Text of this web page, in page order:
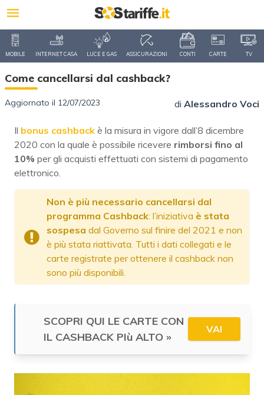
MOBILE INTERNET CASA LUCE E GAS ASSICURAZIONI CONTI CARTE TV
Come cancellarsi dal cashback?
Aggiornato il 12/07/2023 di Alessandro Voci
Il bonus cashback è la misura in vigore dall’8 dicembre
2020 con la quale è possibile ricevere rimborsi fino al
10% per gli acquisti effettuati con sistemi di pagamento
elettronico.
Non è più necessario cancellarsi dal
programma Cashback: l’iniziativa è stata
sospesa dal Governo sul finire del 2021 e non
è più stata riattivata. Tutti i dati collegati e le
carte registrate per ottenere il cashback non
sono più disponibili.
SCOPRI QUI LE CARTE CON
IL CASHBACK PIù ALTO »
VAI